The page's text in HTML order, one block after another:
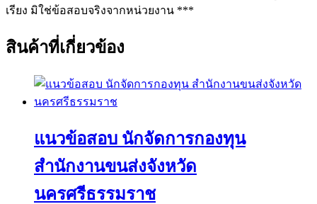
เรียง มิใช่ข้อสอบจริงจากหน่วยงาน ***
สินค้าที่เกี่ยวข้อง
แนวข้อสอบ นักจัดการกองทุน
สำนักงานขนส่งจังหวัด
นครศรีธรรมราช